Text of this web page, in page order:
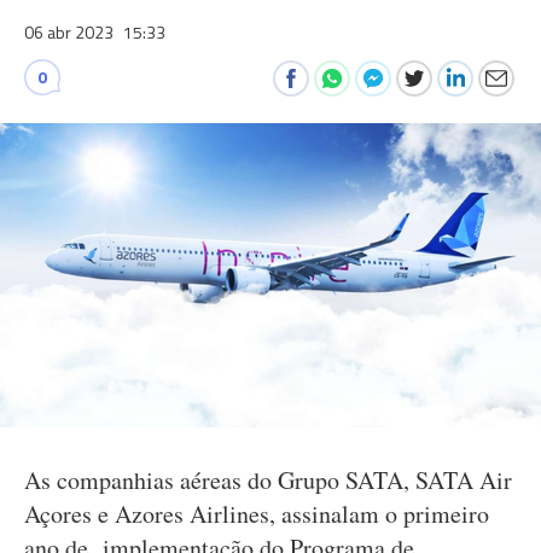
06 abr 2023 15:33
0
As companhias aéreas do Grupo SATA, SATA Air
Açores e Azores Airlines, assinalam o primeiro